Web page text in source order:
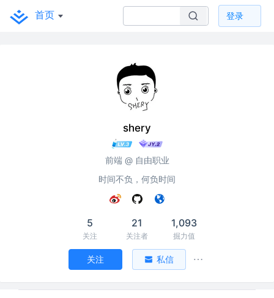
首页 登录
shery
前端 @ 自由职业
时间不负，何负时间
5
关注
21
关注者
1,093
掘力值
关注 私信